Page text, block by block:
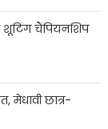
शूटिंग चैंपियनशिप
मेधावी छात्र-